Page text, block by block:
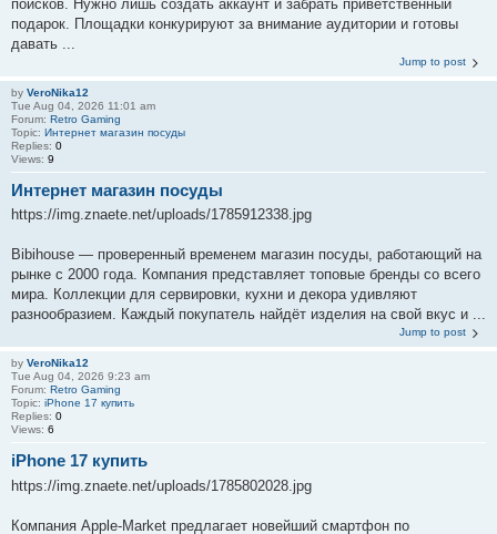
поисков. Нужно лишь создать аккаунт и забрать приветственный
подарок. Площадки конкурируют за внимание аудитории и готовы
давать ...
Jump to post
by VeroNika12
Tue Aug 04, 2026 11:01 am
Forum: Retro Gaming
Topic: Интернет магазин посуды
Replies: 0
Views: 9
Интернет магазин посуды
https://img.znaete.net/uploads/1785912338.jpg
Bibihouse — проверенный временем магазин посуды, работающий на
рынке с 2000 года. Компания представляет топовые бренды со всего
мира. Коллекции для сервировки, кухни и декора удивляют
разнообразием. Каждый покупатель найдёт изделия на свой вкус и ...
Jump to post
by VeroNika12
Tue Aug 04, 2026 9:23 am
Forum: Retro Gaming
Topic: iPhone 17 купить
Replies: 0
Views: 6
iPhone 17 купить
https://img.znaete.net/uploads/1785802028.jpg
Компания Apple-Market предлагает новейший смартфон по